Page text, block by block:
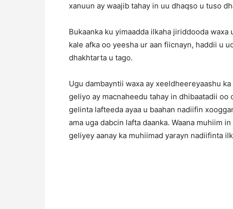
xanuun ay waajib tahay in uu dhaqso u tuso
Bukaanka ku yimaadda ilkaha jiriddooda
kale afka oo yeesha ur aan fiicnayn, haddii u
dhakhtarta u tago.
Ugu dambayntii waxa ay xeeldheereyaashu
geliyo ay macnaheedu tahay in dhibaatadii oo
gelinta lafteeda ayaa u baahan nadiifin
ama uga dabcin lafta daanka. Waana muhiim
geliyey aanay ka muhiimad yarayn nadiifinta